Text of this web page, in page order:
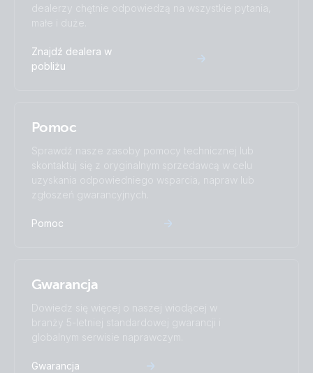
dealerzy chętnie odpowiedzą na wszystkie pytania,
małe i duże.
Znajdź dealera w
pobliżu
Pomoc
Sprawdź nasze zasoby pomocy technicznej lub
skontaktuj się z oryginalnym sprzedawcą w celu
uzyskania odpowiedniego wsparcia, napraw lub
zgłoszeń gwarancyjnych.
Pomoc
Gwarancja
Dowiedz się więcej o naszej wiodącej w
branży 5-letniej standardowej gwarancji i
globalnym serwisie naprawczym.
Gwarancja